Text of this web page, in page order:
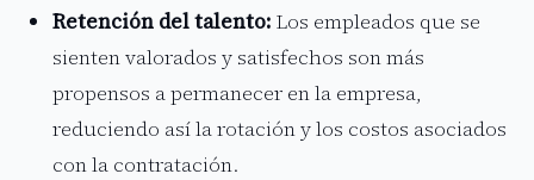
Retención del talento: Los empleados que se
sienten valorados y satisfechos son más
propensos a permanecer en la empresa,
reduciendo así la rotación y los costos asociados
con la contratación.